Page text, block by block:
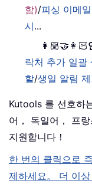
함)/피싱 이메
시...
👩🏼‍🤝‍👩🏻
락처 추가 일괄
할/생일 알림 제
Kutools 를 선호하
어， 독일어， 프
지원합니다！
한 번의 클릭으로
제하세요。 더 이